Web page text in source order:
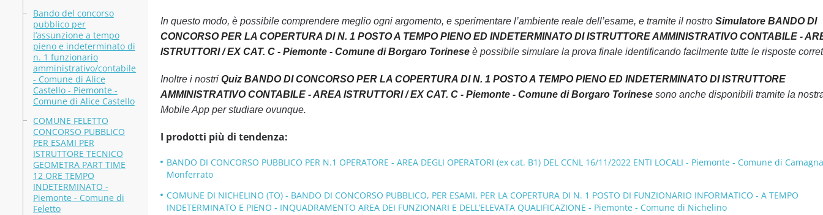
Bando del concorso
pubblico per
l’assunzione a tempo
pieno e indeterminato di
n. 1 funzionario
amministrativo/contabile
- Comune di Alice
Castello - Piemonte -
Comune di Alice Castello
COMUNE FELETTO
CONCORSO PUBBLICO
PER ESAMI PER
ISTRUTTORE TECNICO
GEOMETRA PART TIME
12 ORE TEMPO
INDETERMINATO -
Piemonte - Comune di
Feletto
In questo modo, è possibile comprendere meglio ogni argomento, e sperimentare l’ambiente reale dell’esame, e tramite il nostro Simulatore BANDO DI
CONCORSO PER LA COPERTURA DI N. 1 POSTO A TEMPO PIENO ED INDETERMINATO DI ISTRUTTORE AMMINISTRATIVO CONTABILE -
ISTRUTTORI / EX CAT. C - Piemonte - Comune di Borgaro Torineseè possibile simulare la prova finale identificando facilmente tutte le risposte
Inoltre i nostri Quiz BANDO DI CONCORSO PER LA COPERTURA DI N. 1 POSTO A TEMPO PIENO ED INDETERMINATO DI ISTRUTTORE
AMMINISTRATIVO CONTABILE - AREA ISTRUTTORI / EX CAT. C - Piemonte - Comune di Borgaro Torinesesono anche disponibili tramite la
Mobile App per studiare ovunque.
I prodotti più di tendenza:
BANDO DI CONCORSO PUBBLICO PER N.1 OPERATORE - AREA DEGLI OPERATORI (ex cat. B1) DEL CCNL 16/11/2022 ENTI LOCALI - Piemonte - Comune di Camagna
Monferrato
COMUNE DI NICHELINO (TO) - BANDO DI CONCORSO PUBBLICO, PER ESAMI, PER LA COPERTURA DI N. 1 POSTO DI FUNZIONARIO INFORMATICO - A TEMPO
INDETERMINATO E PIENO - INQUADRAMENTO AREA DEI FUNZIONARI E DELL’ELEVATA QUALIFICAZIONE - Piemonte - Comune di Nichelino